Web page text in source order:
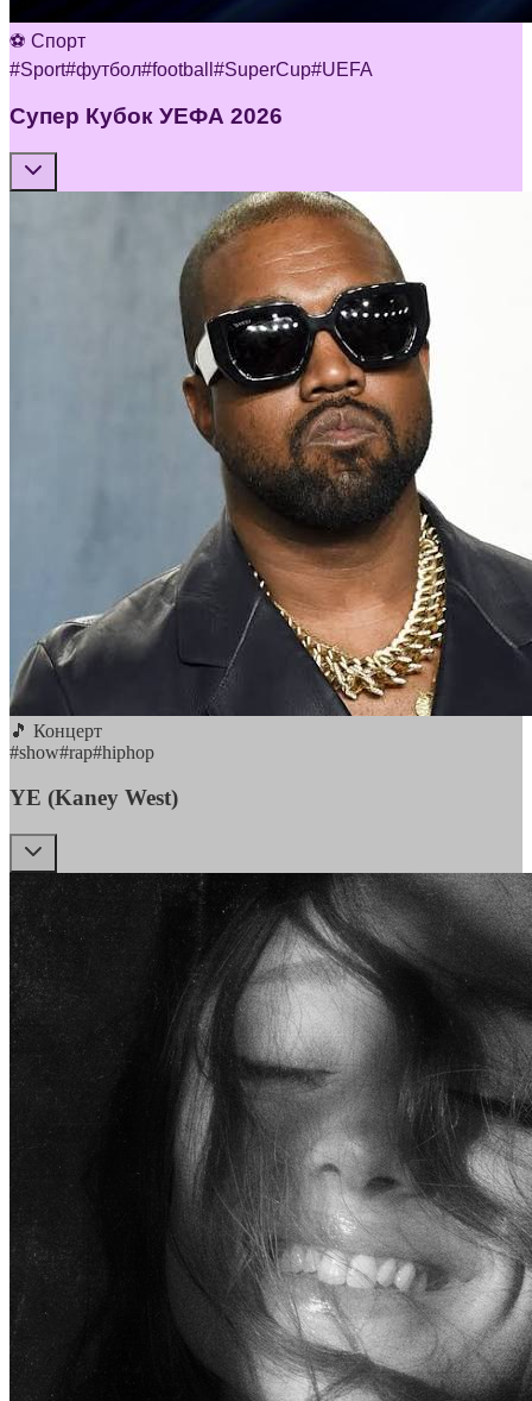
⚽ Спорт
#Sport#футбол#football #SuperCup#UEFA
Супер Кубок УЕФА 2026
🎵 Концерт
#show#rap#hiphop
YE (Kaney West)